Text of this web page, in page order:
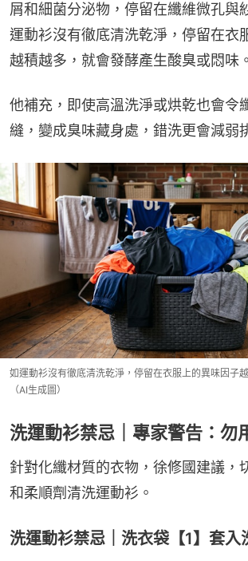
屑和細菌分泌物，停留在纖維微孔與
運動衫沒有徹底清洗乾淨，停留在衣
越積越多，就會發酵產生酸臭或悶味。
他補充，即使高溫洗淨或烘乾也會令
縫，變成臭味藏身處，錯洗更會減弱
如運動衫沒有徹底清洗乾淨，停留在衣服上的異味因子
（AI生成圖）
洗運動衫禁忌｜專家警告：勿
針對化纖材質的衣物，徐修國建議，
和柔順劑清洗運動衫。
洗運動衫禁忌｜洗衣袋【1】套入